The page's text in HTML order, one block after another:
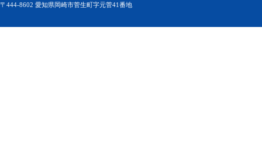
〒444-8602 愛知県岡崎市菅生町字元菅41番地